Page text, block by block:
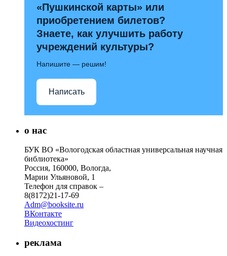
«Пушкинской карты» или
приобретением билетов?
Знаете, как улучшить работу
учреждений культуры?
Напишите — решим!
Написать
о нас
БУК ВО «Вологодская областная универсальная научная
библиотека»
Россия, 160000, Вологда,
Марии Ульяновой, 1
Телефон для справок –
8(8172)21-17-69
Adm@booksite.ru
ВКонтакте
Видеохостинг
реклама